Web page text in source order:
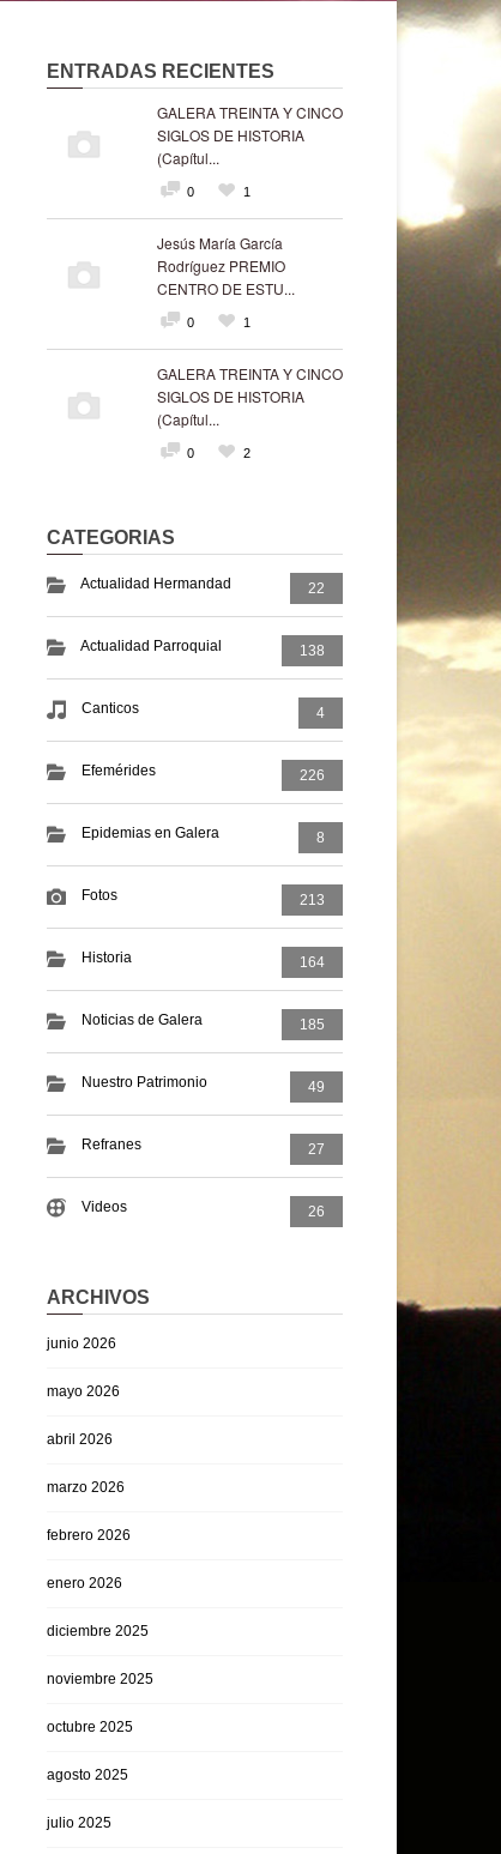
ENTRADAS RECIENTES
GALERA TREINTA Y CINCO
SIGLOS DE HISTORIA
(Capítul...
0 1
Jesús María García
Rodríguez PREMIO
CENTRO DE ESTU...
0 1
GALERA TREINTA Y CINCO
SIGLOS DE HISTORIA
(Capítul...
0 2
CATEGORIAS
Actualidad Hermandad 22
Actualidad Parroquial 138
Canticos 4
Efemérides 226
Epidemias en Galera 8
Fotos 213
Historia 164
Noticias de Galera 185
Nuestro Patrimonio 49
Refranes 27
Videos 26
ARCHIVOS
junio 2026
mayo 2026
abril 2026
marzo 2026
febrero 2026
enero 2026
diciembre 2025
noviembre 2025
octubre 2025
agosto 2025
julio 2025